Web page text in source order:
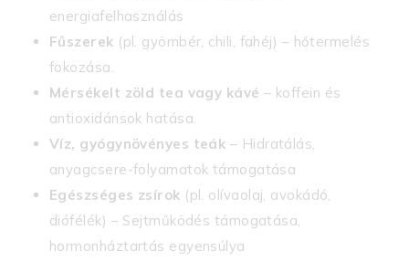
energiafelhasználás
Fűszerek (pl. gyömbér, chili, fahéj) – hőtermelés
fokozása.
Mérsékelt zöld tea vagy kávé – koffein és
antioxidánsok hatása.
Víz, gyógynövényes teák – Hidratálás,
anyagcsere-folyamatok támogatása
Egészséges zsírok (pl. olívaolaj, avokádó,
diófélék) – Sejtműködés támogatása,
hormonháztartás egyensúlya